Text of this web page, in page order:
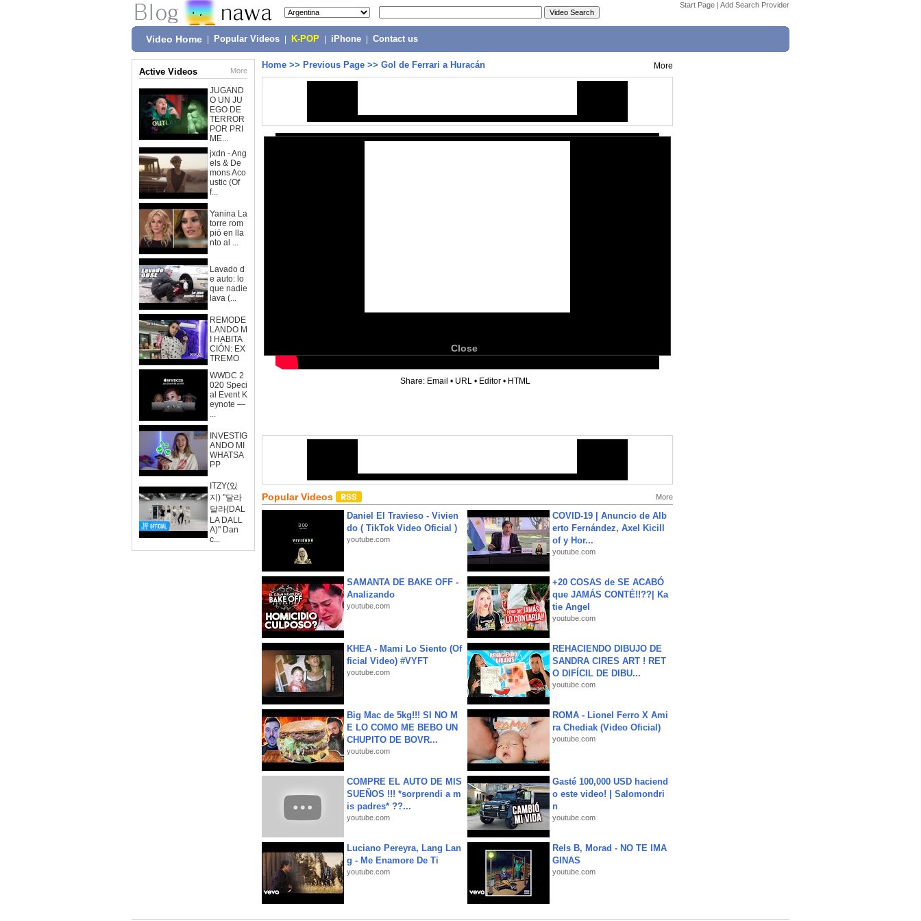
Start Page | Add Search Provider
Video Home Popular Videos K-POP iPhone Contact us
Active Videos More
JUGAND
O UN JU
EGO DE
TERROR
POR PRI
ME...
jxdn - Ang
els & De
mons Aco
ustic (Of
f...
Yanina La
torre rom
pió en lla
nto al ...
Lavado d
e auto: lo
que nadie
lava (...
REMODE
LANDO M
I HABITA
CIÓN: EX
TREMO
WWDC 2
020 Speci
al Event K
eynote —
...
INVESTIG
ANDO MI
WHATSA
PP
ITZY(있
지) "달라
달라(DAL
LA DALL
A)" Dan
c...
Home >> Previous Page >> Gol de Ferrari a Huracán More
Close
Share: Email • URL • Editor • HTML
Popular Videos More
Daniel El Travieso - Vivien
do ( TikTok Video Oficial )
youtube.com
COVID-19 | Anuncio de Alb
erto Fernández, Axel Kicill
of y Hor...
youtube.com
SAMANTA DE BAKE OFF -
Analizando
youtube.com
+20 COSAS de SE ACABÓ
que JAMÁS CONTÉ!!??| Ka
tie Angel
youtube.com
KHEA - Mami Lo Siento (Of
ficial Video) #VYFT
youtube.com
REHACIENDO DIBUJO DE
SANDRA CIRES ART ! RET
O DIFÍCIL DE DIBU...
youtube.com
Big Mac de 5kg!!! SI NO M
E LO COMO ME BEBO UN
CHUPITO DE BOVR...
youtube.com
ROMA - Lionel Ferro X Ami
ra Chediak (Video Oficial)
youtube.com
COMPRE EL AUTO DE MIS
SUEÑOS !!! *sorprendi a m
is padres* ??...
youtube.com
Gasté 100,000 USD haciend
o este video! | Salomondri
n
youtube.com
Luciano Pereyra, Lang Lan
g - Me Enamore De Ti
youtube.com
Rels B, Morad - NO TE IMA
GINAS
youtube.com